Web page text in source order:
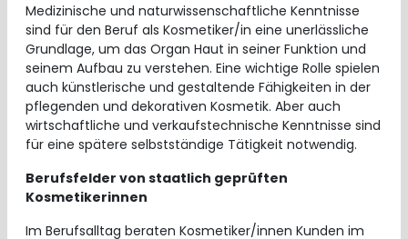
Medizinische und naturwissenschaftliche Kenntnisse
sind für den Beruf als Kosmetiker/in eine unerlässliche
Grundlage, um das Organ Haut in seiner Funktion und
seinem Aufbau zu verstehen. Eine wichtige Rolle spielen
auch künstlerische und gestaltende Fähigkeiten in der
pflegenden und dekorativen Kosmetik. Aber auch
wirtschaftliche und verkaufstechnische Kenntnisse sind
für eine spätere selbstständige Tätigkeit notwendig.
Berufsfelder von staatlich geprüften
Kosmetikerinnen
Im Berufsalltag beraten Kosmetiker/innen Kunden im